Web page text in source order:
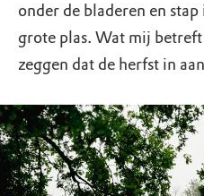
onder de bladeren en
grote plas. Wat mij
zeggen dat de herfst in